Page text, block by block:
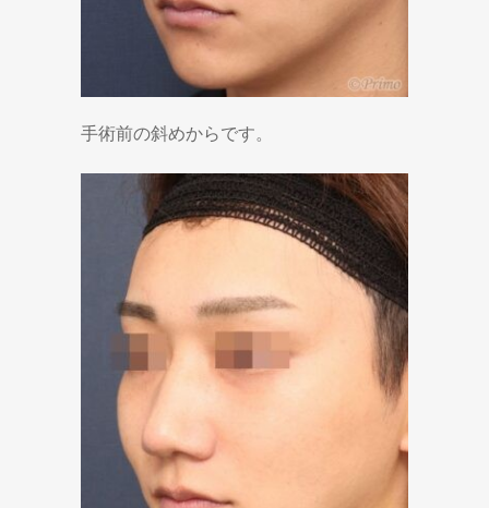
手術前の斜めからです。